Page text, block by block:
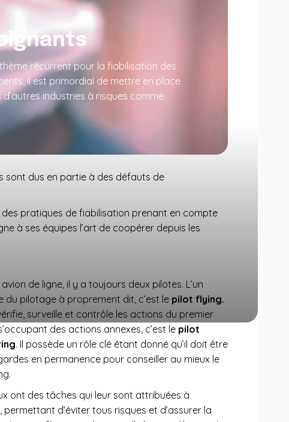
récurrent pour la fiabilisation des
il est primordial de mettre en place
industries à risques comme
sont dus en partie à des défauts de
pratiques de fiabilisation prenant en compte
à ses équipes l’art de coopérer depuis les
de ligne, il y a toujours deux pilotes. L’un
du pilotage à proprement dit, c’est le pilot flying.
surveille et contrôle les actions du premier
des actions annexes, c’est le pilot
. Il possède un rôle clé étant donné qu’il doit être
en permanence pour conseiller au mieux le
ont des tâches qui leur sont attribuées à
permettant d’éviter tous risques et d’assurer la